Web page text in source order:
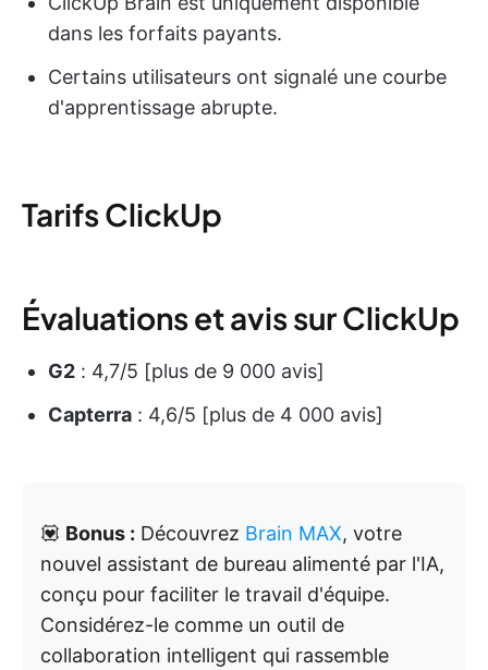
dans les forfaits payants.
Certains utilisateurs ont signalé une courbe
d'apprentissage abrupte.
Tarifs ClickUp
Évaluations et avis sur ClickUp
G2 : 4,7/5 [plus de 9 000 avis]
Capterra : 4,6/5 [plus de 4 000 avis]
💟 Bonus : Découvrez Brain MAX, votre
nouvel assistant de bureau alimenté par l'IA,
conçu pour faciliter le travail d'équipe.
Considérez-le comme un outil de
collaboration intelligent qui rassemble